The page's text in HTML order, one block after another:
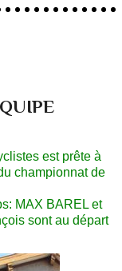
est prête à
championnat de
MAX BAREL et
sont au départ